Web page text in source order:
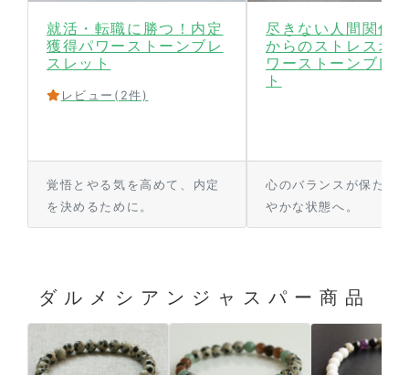
就活・転職に勝つ！内定
獲得パワーストーンブレ
スレット
レビュー (2件)
覚悟とやる気を高めて、内定
を決めるために。
尽きない人間関係
からのストレスオ
ワーストーンブレ
ト
心のバランスが保たれ
やかな状態へ。
ダルメシアンジャスパー商品